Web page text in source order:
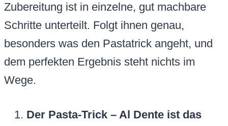
Zubereitung ist in einzelne, gut machbare
Schritte unterteilt. Folgt ihnen genau,
besonders was den Pastatrick angeht, und
dem perfekten Ergebnis steht nichts im
Wege.
Der Pasta-Trick – Al Dente ist das